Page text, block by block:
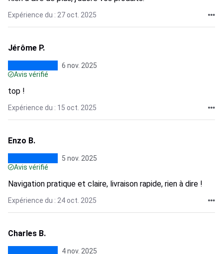
Expérience du : 27 oct. 2025
Jérôme P.
6 nov. 2025
Avis vérifié
top !
Expérience du : 15 oct. 2025
Enzo B.
5 nov. 2025
Avis vérifié
Navigation pratique et claire, livraison rapide, rien à dire !
Expérience du : 24 oct. 2025
Charles B.
4 nov. 2025